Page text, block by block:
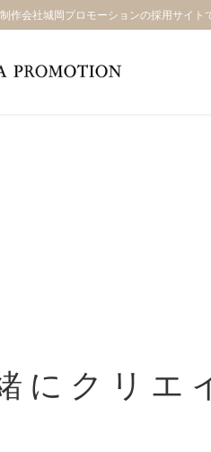
作会社城岡プロモーションの採用サイト
にクリエ